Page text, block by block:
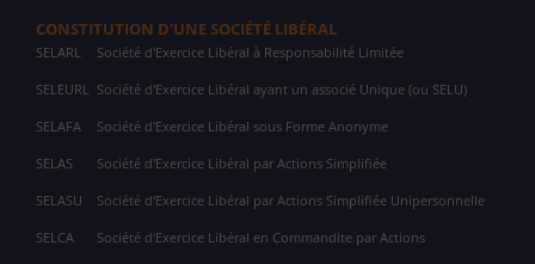
CONSTITUTION D'UNE SOCIÉTÉ LIBÉRAL
SELARL Société d'Exercice Libéral à Responsabilité Limitée
SELEURL Société d'Exercice Libéral ayant un associé Unique (ou SELU)
SELAFA Société d'Exercice Libéral sous Forme Anonyme
SELAS Société d'Exercice Libéral par Actions Simplifiée
SELASU Société d'Exercice Libéral par Actions Simplifiée Unipersonnelle
SELCA Société d'Exercice Libéral en Commandite par Actions